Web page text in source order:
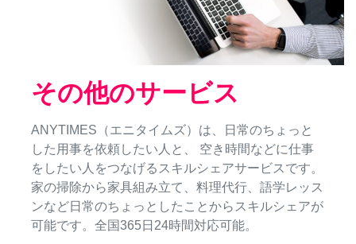
その他のサービス
ANYTIMES（エニタイムズ）は、日常のちょっと
した用事を依頼したい人と、 空き時間などに仕事
をしたい人をつなげるスキルシェアサービスです。
家の掃除から家具組み立て、料理代行、語学レッス
ンなど日常のちょっとしたことからスキルシェアが
可能です。全国365日24時間対応可能。